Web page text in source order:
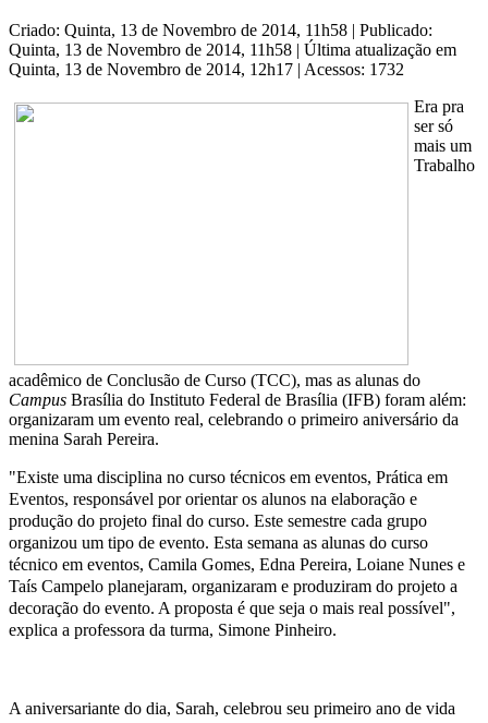
Criado: Quinta, 13 de Novembro de 2014, 11h58 | Publicado:
Quinta, 13 de Novembro de 2014, 11h58 | Última atualização em
Quinta, 13 de Novembro de 2014, 12h17 | Acessos: 1732
Era pra
ser só
mais um
Trabalho
acadêmico de Conclusão de Curso (TCC), mas as alunas do
Campus Brasília do Instituto Federal de Brasília (IFB) foram além:
organizaram um evento real, celebrando o primeiro aniversário da
menina Sarah Pereira.
"Existe uma disciplina no curso técnicos em eventos, Prática em
Eventos, responsável por orientar os alunos na elaboração e
produção do projeto final do curso. Este semestre cada grupo
organizou um tipo de evento. Esta semana as alunas do curso
técnico em eventos, Camila Gomes, Edna Pereira, Loiane Nunes e
Taís Campelo planejaram, organizaram e produziram do projeto a
decoração do evento. A proposta é que seja o mais real possível",
explica a professora da turma, Simone Pinheiro.
A aniversariante do dia, Sarah, celebrou seu primeiro ano de vida